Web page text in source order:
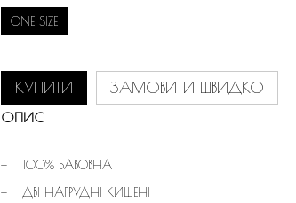
ONE SIZE
КУПИТИ ЗАМОВИТИ ШВИДКО
ОПИС
100% БАВОВНА
ДВІ НАГРУДНІ КИШЕНІ